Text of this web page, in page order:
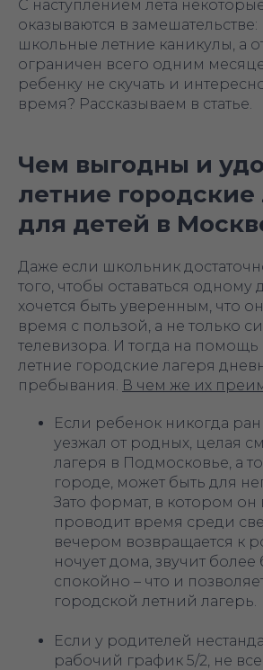
С наступлением лета
оказываются в
школьные летние каникулы, а
ограничен всего одним
ребенку не скучать и
время? Рассказываем в статье.
Чем выгодны и
летние городские
для детей в
Даже если школьник
того, чтобы оставаться одному
хочется быть уверенным, что
время с пользой, а не только
телевизора. И тогда на помощь
летние городские лагеря
пребывания. В чем же их
Если ребенок никогда
уезжал от родных, целая
лагеря в Подмосковье, а
городе, может быть для
Зато формат, в котором он
проводит время среди
вечером возвращается к
ночует дома, звучит более
спокойно – что и
городской летний лагерь.
Если у родителей
рабочий график 5/2, не